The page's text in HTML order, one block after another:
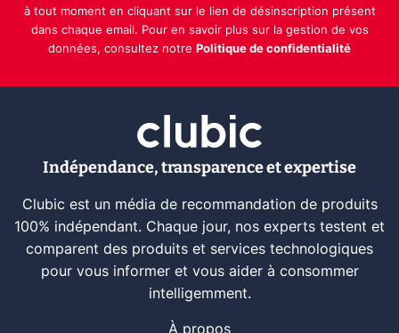
à tout moment en cliquant sur le lien de désinscription présent
dans chaque email. Pour en savoir plus sur la gestion de vos
données, consultez notre Politique de confidentialité
Indépendance, transparence et expertise
Clubic est un média de recommandation de produits
100% indépendant. Chaque jour, nos experts testent et
comparent des produits et services technologiques
pour vous informer et vous aider à consommer
intelligemment.
À propos